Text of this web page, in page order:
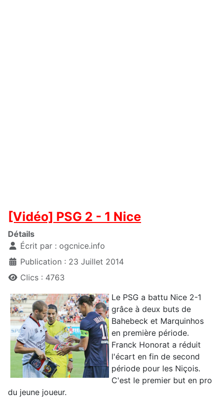
[Vidéo] PSG 2 - 1 Nice
Détails
Écrit par : ogcnice.info
Publication : 23 Juillet 2014
Clics : 4763
Le PSG a battu Nice 2-1
grâce à deux buts de
Bahebeck et Marquinhos
en première période.
Franck Honorat a réduit
l'écart en fin de second
période pour les Niçois.
C'est le premier but en pro
du jeune joueur.